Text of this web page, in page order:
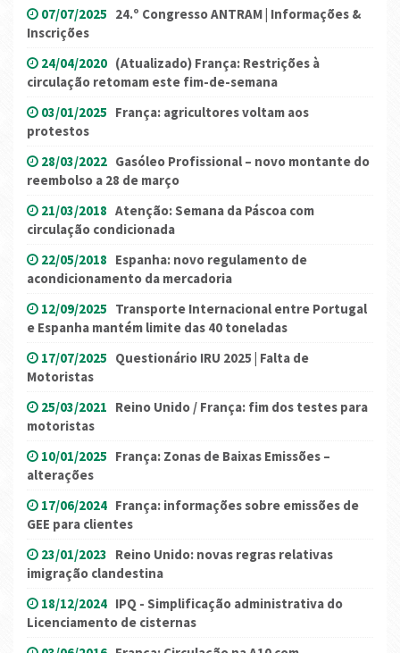
07/07/2025 24.º Congresso ANTRAM | Informações &
Inscrições
24/04/2020 (Atualizado) França: Restrições à
circulação retomam este fim-de-semana
03/01/2025 França: agricultores voltam aos
protestos
28/03/2022 Gasóleo Profissional – novo montante do
reembolso a 28 de março
21/03/2018 Atenção: Semana da Páscoa com
circulação condicionada
22/05/2018 Espanha: novo regulamento de
acondicionamento da mercadoria
12/09/2025 Transporte Internacional entre Portugal
e Espanha mantém limite das 40 toneladas
17/07/2025 Questionário IRU 2025 | Falta de
Motoristas
25/03/2021 Reino Unido / França: fim dos testes para
motoristas
10/01/2025 França: Zonas de Baixas Emissões –
alterações
17/06/2024 França: informações sobre emissões de
GEE para clientes
23/01/2023 Reino Unido: novas regras relativas
imigração clandestina
18/12/2024 IPQ - Simplificação administrativa do
Licenciamento de cisternas